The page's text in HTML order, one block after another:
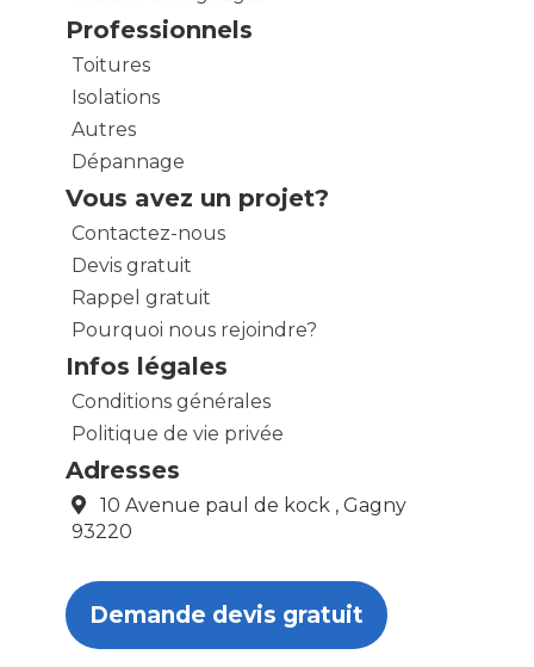
Professionnels
Toitures
Isolations
Autres
Dépannage
Vous avez un projet?
Contactez-nous
Devis gratuit
Rappel gratuit
Pourquoi nous rejoindre?
Infos légales
Conditions générales
Politique de vie privée
Adresses
10 Avenue paul de kock , Gagny
93220
Demande devis gratuit